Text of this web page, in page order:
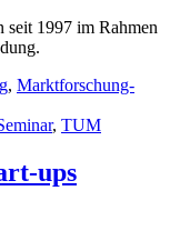
seit 1997 im Rahmen
, Marktforschung-
, TUM
ups